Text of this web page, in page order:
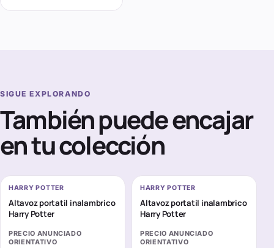
SIGUE EXPLORANDO
También puede encajar
en tu colección
HARRY POTTER
Altavoz portatil inalambrico
Harry Potter
PRECIO ANUNCIADO
ORIENTATIVO
HARRY POTTER
Altavoz portatil inalambrico
Harry Potter
PRECIO ANUNCIADO
ORIENTATIVO